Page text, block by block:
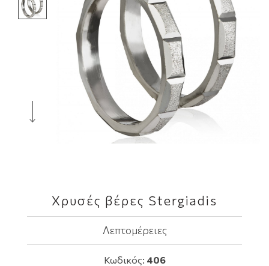
Χρυσές βέρες Stergiadis
Λεπτομέρειες
Κωδικός: 406